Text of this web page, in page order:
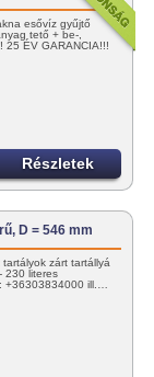
esővíz gyűjtő
tető + be-,
25 ÉV GARANCIA!!!
Részletek
D = 546 mm
zárt tartállyá
230 literes
+36303834000 ill.…